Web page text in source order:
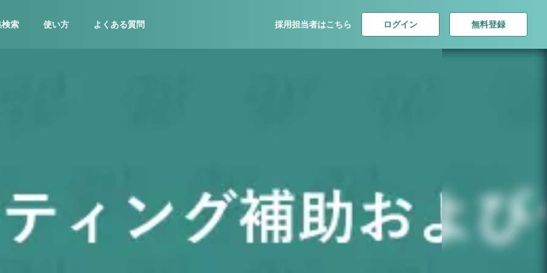
検索 使い方 よくある質問 採用担当者はこちら ログイン 無料登録